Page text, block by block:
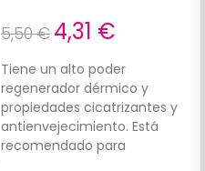
5,50 € 4,31 €
Tiene un alto poder
regenerador dérmico y
propiedades cicatrizantes y
antienvejecimiento. Está
recomendado para